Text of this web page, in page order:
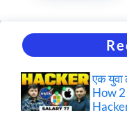
एक युवा
How